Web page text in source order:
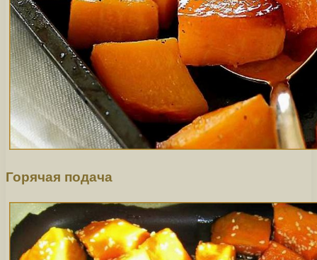
Горячая подача